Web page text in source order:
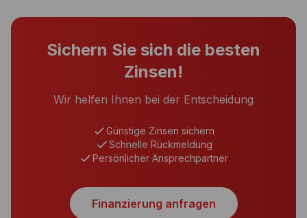
Sichern Sie sich die besten
Zinsen!
Wir helfen Ihnen bei der Entscheidung
Günstige Zinsen sichern
Schnelle Rückmeldung
Persönlicher Ansprechpartner
Finanzierung anfragen